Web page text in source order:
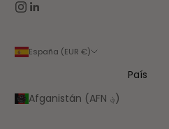
España (EUR €)
País
Afganistán (AFN ؋)